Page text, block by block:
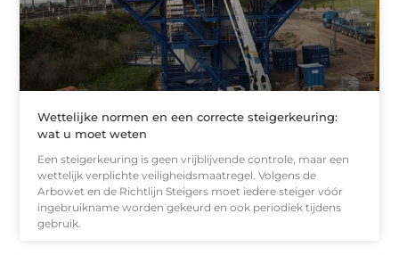
Wettelijke normen en een correcte steigerkeuring:
wat u moet weten
Een steigerkeuring is geen vrijblijvende controle, maar een
wettelijk verplichte veiligheidsmaatregel. Volgens de
Arbowet en de Richtlijn Steigers moet iedere steiger vóór
ingebruikname worden gekeurd en ook periodiek tijdens
gebruik.